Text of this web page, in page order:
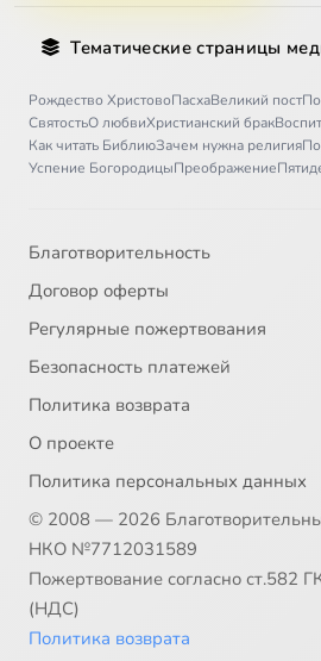
Тематические страницы
Рождество ХристовоПасхаВеликий пост
СвятостьО любвиХристианский брак
Как читать БиблиюЗачем нужна религия
Успение БогородицыПреображение
Благотворительность
Договор оферты
Регулярные пожертвования
Безопасность платежей
Политика возврата
О проекте
Политика персональных данных
© 2008 — 2026
НКО №7712031589
Пожертвование согласно ст.582
(НДС)
Политика возврата